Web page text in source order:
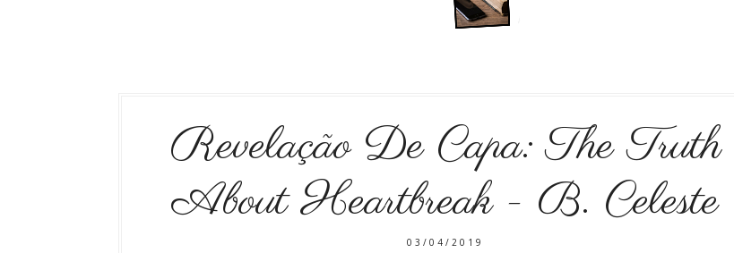
Revelação De Capa: The Truth
About Heartbreak - B. Celeste
03/04/2019